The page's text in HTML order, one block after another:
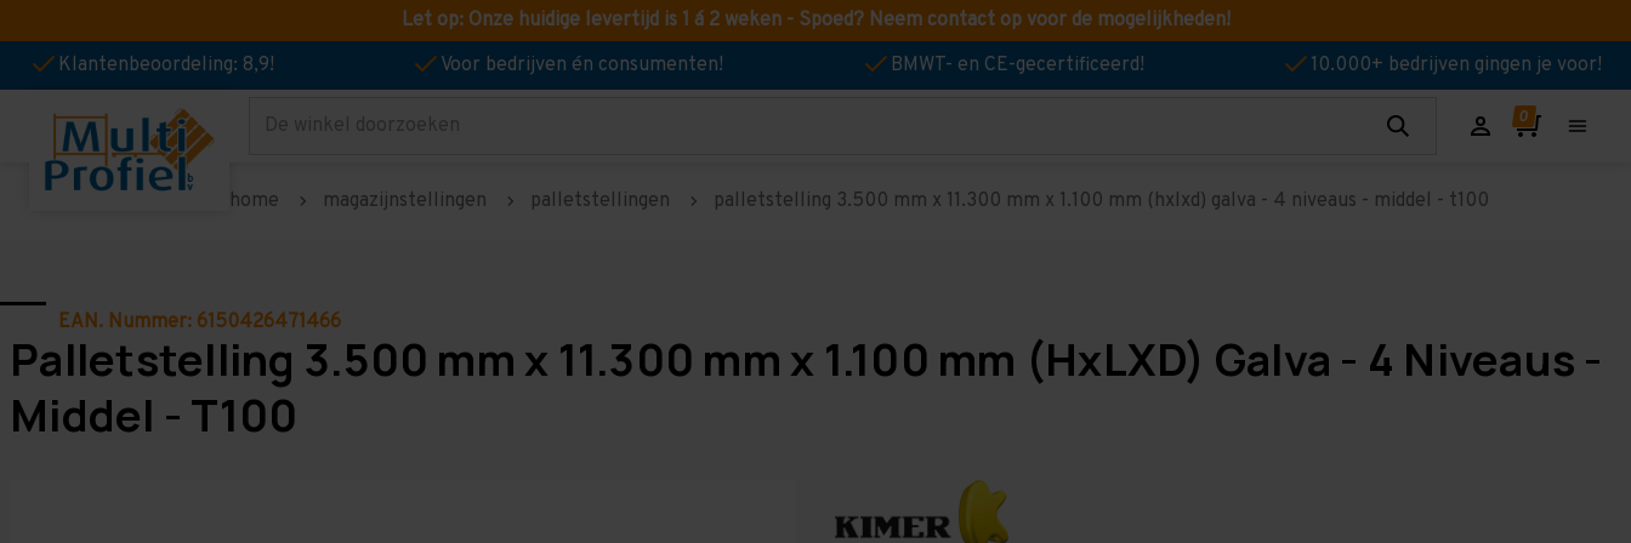
Let op: Onze huidige levertijd is 1 á 2 weken - Spoed? Neem contact op voor de mogelijkheden!
Klantenbeoordeling: 8,9!
Voor bedrijven én consumenten! BMWT- en CE-gecertificeerd! 10.000+ bedrijven gingen je voor!
Zoeken
home magazijnstellingen palletstellingen palletstelling 3.500 mm x 11.300 mm x 1.100 mm (hxlxd) galva - 4 niveaus - middel - t100
EAN. Nummer: 6150426471466
Palletstelling 3.500 mm x 11.300 mm x 1.100 mm (HxLXD) Galva - 4 Niveaus -
Middel - T100